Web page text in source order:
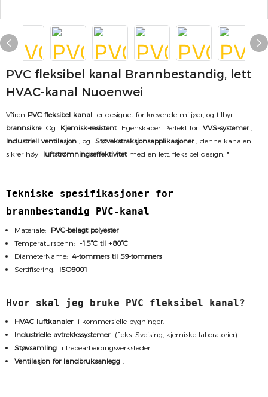
PVC fleksibel kanal Brannbestandig, lett
HVAC-kanal Nuoenwei
Våren PVC fleksibel kanal er designet for krevende miljøer, og tilbyr
brannsikre Og Kjemisk-resistent Egenskaper. Perfekt for VVS-systemer
Industriell ventilasjon
, og Støvekstraksjonsapplikasjoner , denne kanalen
sikrer høy luftstrømningseffektivitet med en lett, fleksibel design. "
Tekniske spesifikasjoner for
brannbestandig PVC-kanal
Materiale: PVC-belagt polyester
Temperaturspenn: -15°C til +80°C
DiameterName: 4-tommers til 59-tommers
Sertifisering: ISO9001
Hvor skal jeg bruke PVC fleksibel kanal?
HVAC luftkanaler i kommersielle bygninger.
Industrielle avtrekkssystemer (f.eks. Sveising, kjemiske laboratorier).
Støvsamling i trebearbeidingsverksteder.
Ventilasjon for landbruksanlegg